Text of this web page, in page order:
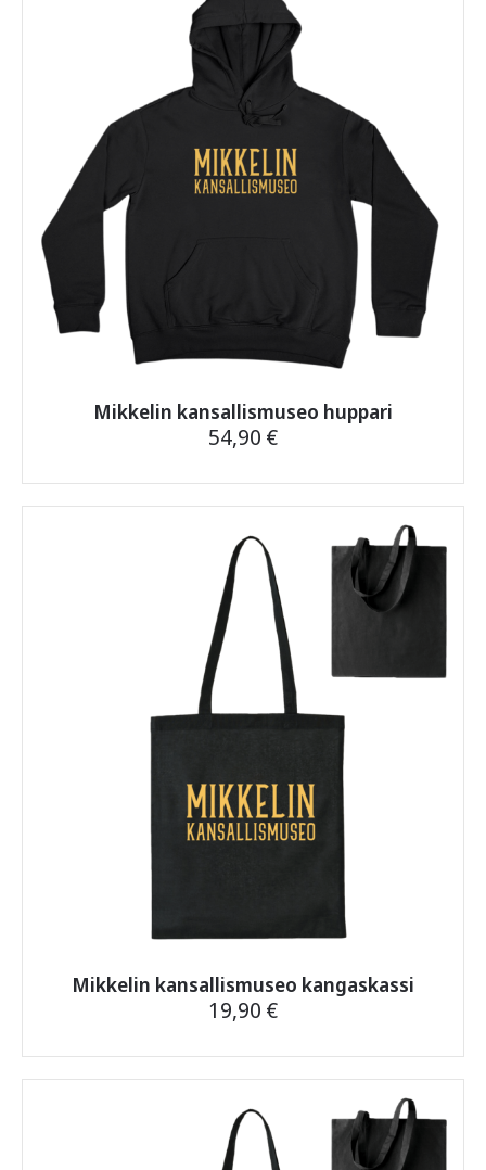
Voit
tehdä
valinnat
tuotteen
sivulla.
Mikkelin kansallismuseo huppari
54,90 €
tuotteella
useampi
muunnelma.
Voit
tehdä
valinnat
tuotteen
sivulla.
Mikkelin kansallismuseo kangaskassi
19,90 €